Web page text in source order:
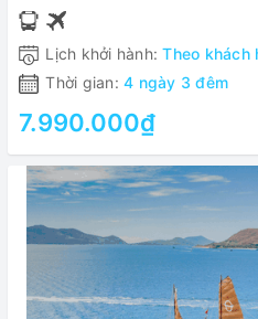
TRUNG
Lịch khởi hành:Theo khách
Thời gian: 4 ngày 3 đêm
7.990.000₫